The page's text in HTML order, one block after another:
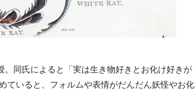
。同氏によると「実は生き物好きとお化け好きが
ていると、フォルムや表情がだんだん妖怪やお化